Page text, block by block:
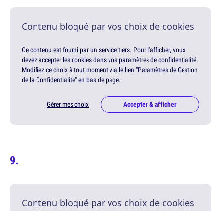
Contenu bloqué par vos choix de cookies
Ce contenu est fourni par un service tiers. Pour l'afficher, vous
devez accepter les cookies dans vos paramètres de confidentialité.
Modifiez ce choix à tout moment via le lien "Paramètres de Gestion
de la Confidentialité" en bas de page.
Gérer mes choix Accepter & afficher
Contenu bloqué par vos choix de cookies